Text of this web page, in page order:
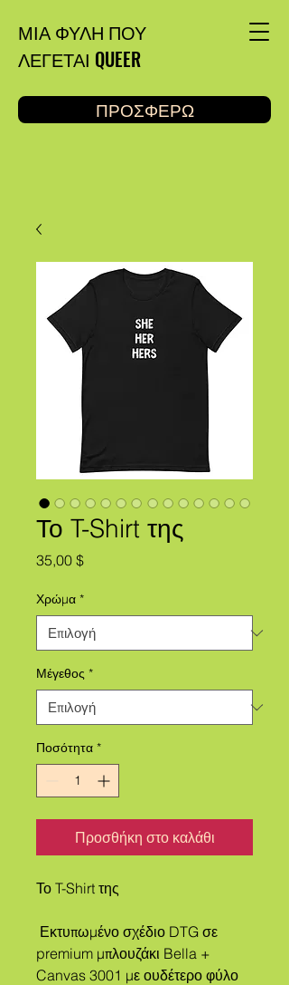
ΜΙΑ ΦΥΛΗ ΠΟΥ
ΛΕΓΕΤΑΙ QUEER
ΠΡΟΣΦΕΡΩ
Το T-Shirt της
35,00 $Τιμή
Χρώμα *
Μέγεθος *
Ποσότητα *
Προσθήκη στο καλάθι
Το T-Shirt της
premium μπλουζάκι Bella +
Canvas 3001 με ουδέτερο φύλο